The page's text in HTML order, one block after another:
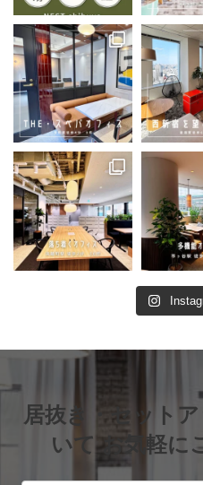
居抜き・セット
いて お気軽に